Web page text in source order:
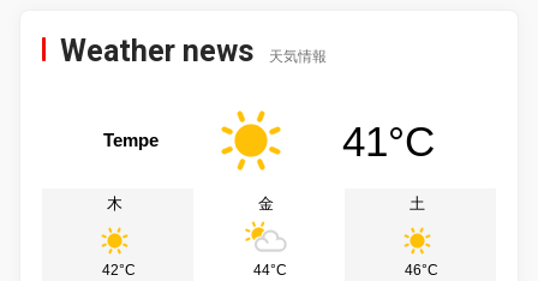
Weather news 天気情報
Tempe 41°C
木
42°C
金
44°C
土
46°C